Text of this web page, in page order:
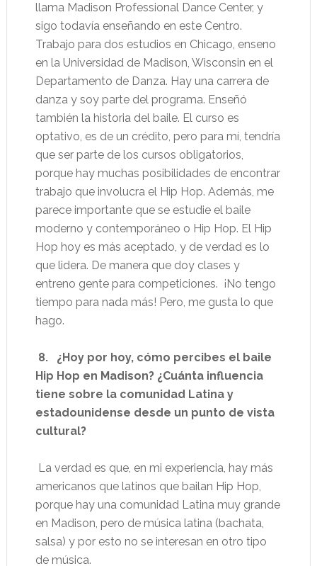
llama Madison Professional Dance Center, y
sigo todavía enseñando en este Centro.
Trabajo para dos estudios en Chicago, enseno
en la Universidad de Madison, Wisconsin en el
Departamento de Danza. Hay una carrera de
danza y soy parte del programa. Enseñó
también la historia del baile. El curso es
optativo, es de un crédito, pero para mí, tendría
que ser parte de los cursos obligatorios,
porque hay muchas posibilidades de encontrar
trabajo que involucra el Hip Hop. Además, me
parece importante que se estudie el baile
moderno y contemporáneo o Hip Hop. El Hip
Hop hoy es más aceptado, y de verdad es lo
que lidera. De manera que doy clases y
entreno gente para competiciones. ¡No tengo
tiempo para nada más! Pero, me gusta lo que
hago.
8. ¿Hoy por hoy, cómo percibes el baile
Hip Hop en Madison? ¿Cuánta influencia
tiene sobre la comunidad Latina y
estadounidense desde un punto de vista
cultural?
La verdad es que, en mi experiencia, hay más
americanos que latinos que bailan Hip Hop,
porque hay una comunidad Latina muy grande
en Madison, pero de música latina (bachata,
salsa) y por esto no se interesan en otro tipo
de música.